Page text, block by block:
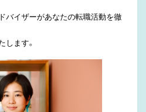
バイザーがあなたの転職活動を徹
します。